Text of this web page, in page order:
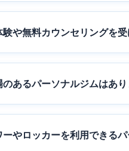
や無料カウンセリングを
あるパーソナルジムはあり
やロッカーを利用できる